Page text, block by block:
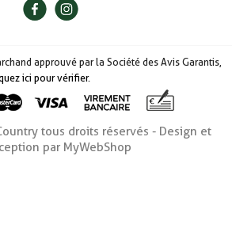
approuvé par la Société des Avis Garantis,
ici pour vérifier.
tous droits réservés - Design et
par MyWebShop